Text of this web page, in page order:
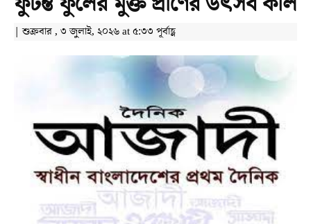
| শুক্রবার , ৩ জুলাই, ২০২৬ at ৫:৩৩ পূর্বাহ্ণ